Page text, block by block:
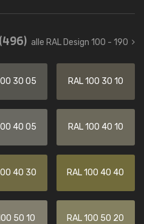
(496) alle RAL Design 100 - 190
30 05 RAL 100 30 10
40 05 RAL 100 40 10
40 30 RAL 100 40 40
50 10 RAL 100 50 20